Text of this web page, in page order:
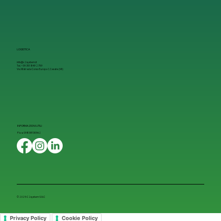
LOGISTICA
info@c2system.it
Tel. +39 351 849 2759
Via XII strada Corso Europa 1, Cesate (MI)
INFORMAZIONI UTILI
P.iva: 09838130962
© 2025 C2system S.N.C
Privacy Policy Cookie Policy